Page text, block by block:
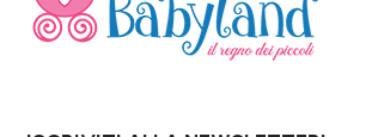
ordini da € 89,90